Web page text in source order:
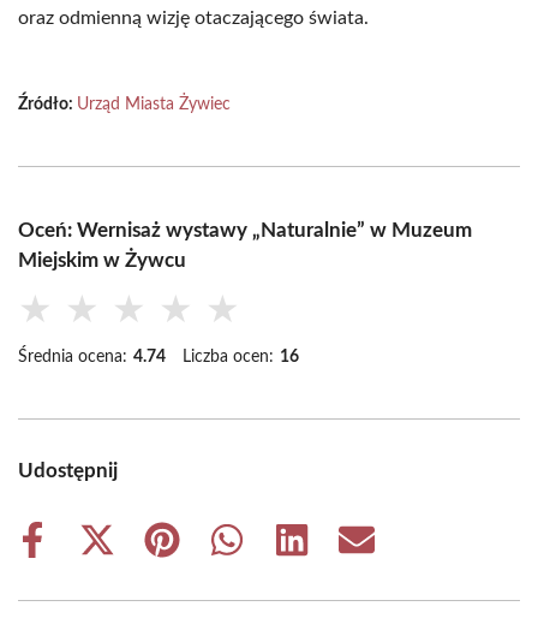
oraz odmienną wizję otaczającego świata.
Źródło: Urząd Miasta Żywiec
Oceń: Wernisaż wystawy „Naturalnie” w Muzeum
Miejskim w Żywcu
★ ★ ★ ★ ★
Średnia ocena: 4.74 Liczba ocen: 16
Udostępnij
Share
Share
(Twitter)
Share
Share
Share
Share